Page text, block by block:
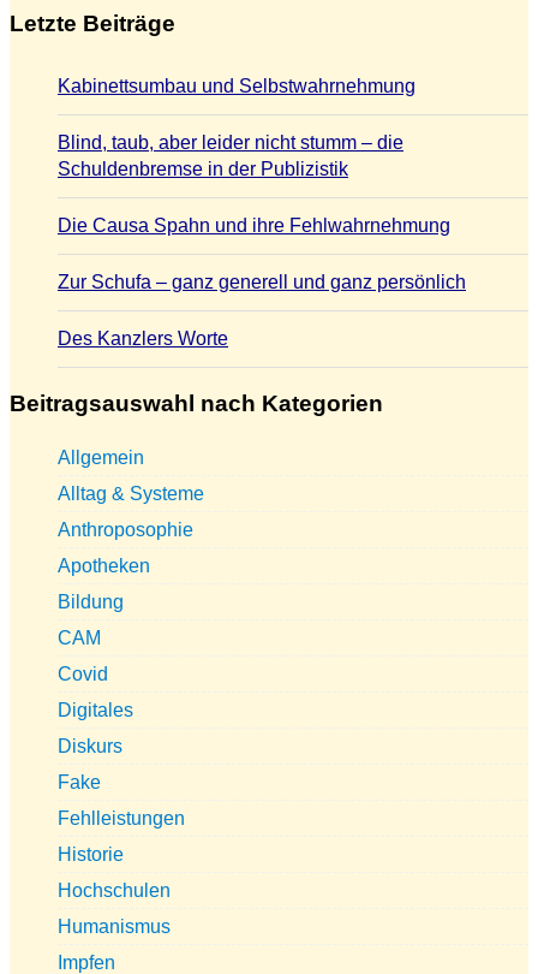
Letzte Beiträge
Kabinettsumbau und Selbstwahrnehmung
Blind, taub, aber leider nicht stumm – die
Schuldenbremse in der Publizistik
Die Causa Spahn und ihre Fehlwahrnehmung
Zur Schufa – ganz generell und ganz persönlich
Des Kanzlers Worte
Beitragsauswahl nach Kategorien
Allgemein
Alltag & Systeme
Anthroposophie
Apotheken
Bildung
CAM
Covid
Digitales
Diskurs
Fake
Fehlleistungen
Historie
Hochschulen
Humanismus
Impfen